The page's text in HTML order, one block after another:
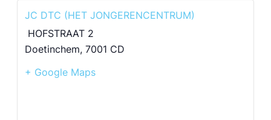
JC DTC (HET JONGERENCENTRUM)
HOFSTRAAT 2
Doetinchem, 7001 CD
+ Google Maps